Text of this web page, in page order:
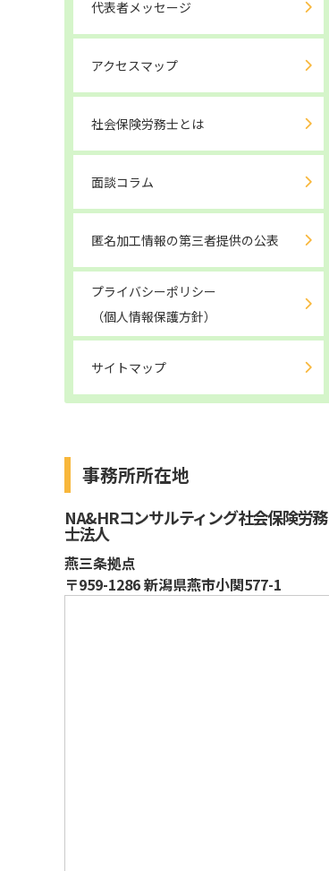
代表者メッセージ
アクセスマップ
社会保険労務士とは
面談コラム
匿名加工情報の第三者提供の公表
プライバシーポリシー
（個人情報保護方針）
サイトマップ
事務所所在地
NA&HRコンサルティング社会保険労務
士法人
燕三条拠点
〒959-1286 新潟県燕市小関577-1